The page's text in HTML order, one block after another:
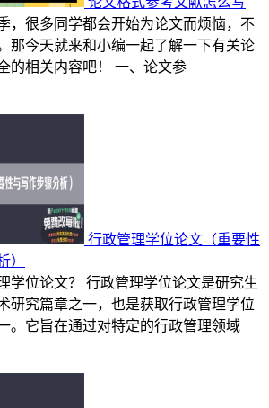
，很多同学都会开始为论文而烦恼，不
那今天就来和小编一起了解一下有关论
的相关内容吧！ 一、论文参
行政管理学位论文（重要性
）
学位论文？ 行政管理学位论文是研究生
研究篇章之一，也是获取行政管理学位
。它旨在通过对特定的行政管理领域